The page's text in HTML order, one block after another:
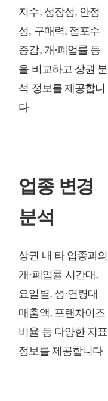
지수, 성장성, 안정
성, 구매력, 점포수
증감, 개·폐업률 등
을 비교하고 상권 분
석 정보를 제공합니
다
업종 변경
분석
상권 내 타 업종과의
개·폐업률 시간대,
요일별, 성·연령대
매출액, 프랜차이즈
비율 등 다양한 지표
정보를 제공합니다